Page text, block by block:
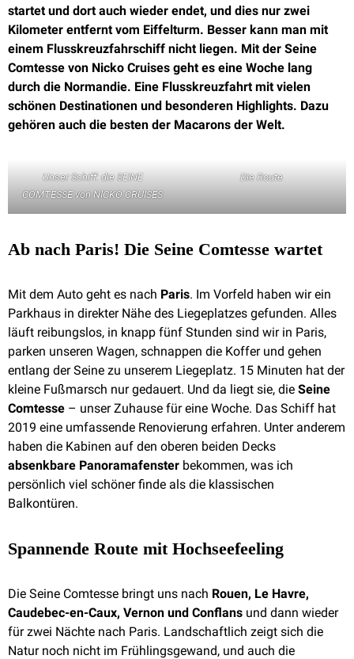
startet und dort auch wieder endet, und dies nur zwei
Kilometer entfernt vom Eiffelturm. Besser kann man mit
einem Flusskreuzfahrschiff nicht liegen. Mit der Seine
Comtesse von Nicko Cruises geht es eine Woche lang
durch die Normandie. Eine Flusskreuzfahrt mit vielen
schönen Destinationen und besonderen Highlights. Dazu
gehören auch die besten der Macarons der Welt.
Unser Schiff: die SEINE
COMTESSE von NICKO CRUISES
Die Route
Ab nach Paris! Die Seine Comtesse wartet
Mit dem Auto geht es nach Paris. Im Vorfeld haben wir ein
Parkhaus in direkter Nähe des Liegeplatzes gefunden. Alles
läuft reibungslos, in knapp fünf Stunden sind wir in Paris,
parken unseren Wagen, schnappen die Koffer und gehen
entlang der Seine zu unserem Liegeplatz. 15 Minuten hat der
kleine Fußmarsch nur gedauert. Und da liegt sie, die Seine
Comtesse – unser Zuhause für eine Woche. Das Schiff hat
2019 eine umfassende Renovierung erfahren. Unter anderem
haben die Kabinen auf den oberen beiden Decks
absenkbare Panoramafenster bekommen, was ich
persönlich viel schöner finde als die klassischen
Balkontüren.
Spannende Route mit Hochseefeeling
Die Seine Comtesse bringt uns nach Rouen, Le Havre,
Caudebec-en-Caux, Vernon und Conflans und dann wieder
für zwei Nächte nach Paris. Landschaftlich zeigt sich die
Natur noch nicht im Frühlingsgewand, und auch die